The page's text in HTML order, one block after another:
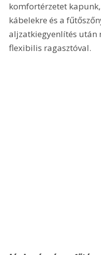
komfortérzetet
kábelekre és a
aljzatkiegyenlítés után
flexibilis ragasztóval.